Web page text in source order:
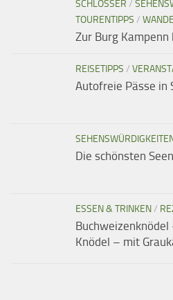
SCHLÖSSER /
TOURENTIPPS /
Zur Burg Kampenn
REISETIPPS /
Autofreie Pässe in
Die schönsten
ESSEN & TRINKEN/
Knödel – mit